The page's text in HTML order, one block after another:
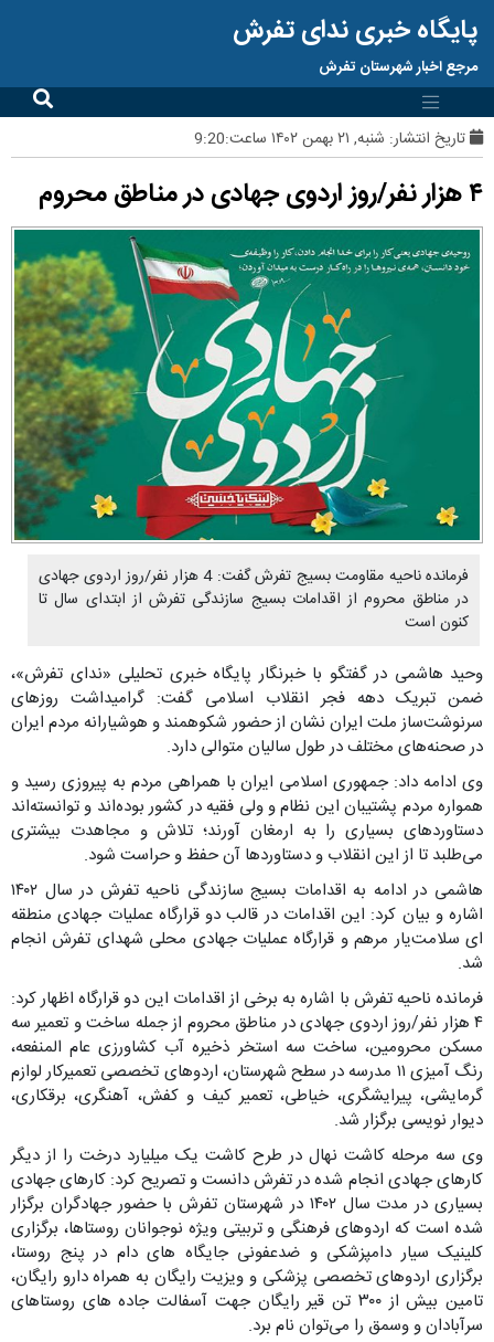
پایگاه خبری ندای تفرش
مرجع اخبار شهرستان تفرش
تاریخ انتشار: شنبه, ۲۱ بهمن ۱۴۰۲ ساعت:9:20
۴ هزار نفر/روز اردوی جهادی در مناطق محروم
فرمانده ناحیه مقاومت بسیج تفرش گفت: 4 هزار نفر/روز اردوی جهادی
در مناطق محروم از اقدامات بسیج سازندگی تفرش از ابتدای سال تا
کنون است
وحید هاشمی در گفتگو با خبرنگار پایگاه خبری تحلیلی «ندای تفرش»،
ضمن تبریک دهه فجر انقلاب اسلامی گفت: گرامیداشت روز‌های
سرنوشت‌ساز ملت ایران نشان از حضور شکوهمند و هوشیارانه مردم ایران
در صحنه‌های مختلف در طول سالیان متوالی دارد.
وی ادامه داد: جمهوری اسلامی ایران با همراهی مردم به پیروزی رسید و
همواره مردم پشتیبان این نظام و ولی فقیه در کشور بوده‌اند و توانسته‌اند
دستاوردهای بسیاری را به ارمغان آورند؛ تلاش و مجاهدت بیشتری
می‌طلبد تا از این انقلاب و دستاوردها آن حفظ و حراست شود.
هاشمی در ادامه به اقدامات بسیج سازندگی ناحیه تفرش در سال ۱۴۰۲
اشاره و بیان کرد: این اقدامات در قالب دو قرارگاه عملیات جهادی منطقه
ای سلامت‌یار مرهم و قرارگاه عملیات جهادی محلی شهدای تفرش انجام
شد.
فرمانده ناحیه تفرش با اشاره به برخی از اقدامات این دو قرارگاه اظهار کرد:
۴ هزار نفر/روز اردوی جهادی در مناطق محروم از جمله ساخت و تعمیر سه
مسکن محرومین، ساخت سه استخر ذخیره آب کشاورزی عام المنفعه،
رنگ آمیزی ۱۱ مدرسه در سطح شهرستان، اردوهای تخصصی تعمیرکار لوازم
گرمایشی، پیرایشگری، خیاطی، تعمیر کیف و کفش، آهنگری، برقکاری،
دیوار نویسی برگزار شد.
وی سه مرحله کاشت نهال در طرح کاشت یک میلیارد درخت را از دیگر
کارهای جهادی انجام شده در تفرش دانست و تصریح کرد: کارهای جهادی
بسیاری در مدت سال ۱۴۰۲ در شهرستان تفرش با حضور جهادگران برگزار
شده است که اردوهای فرهنگی و تربیتی ویژه نوجوانان روستاها، برگزاری
کلینیک‌ سیار دامپزشکی و ضدعفونی جایگاه های دام در پنج روستا،
برگزاری اردوهای تخصصی پزشکی و ویزیت رایگان به همراه دارو رایگان،
تامین بیش از ۳۰۰ تن قیر رایگان جهت آسفالت جاده های روستاهای
سرآبادان و وسمق را می‌توان نام برد.